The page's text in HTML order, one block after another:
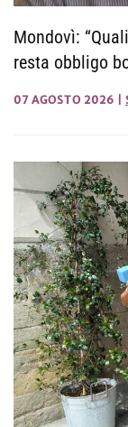
Mondovì:
resta obbligo
07 AGOSTO 2026